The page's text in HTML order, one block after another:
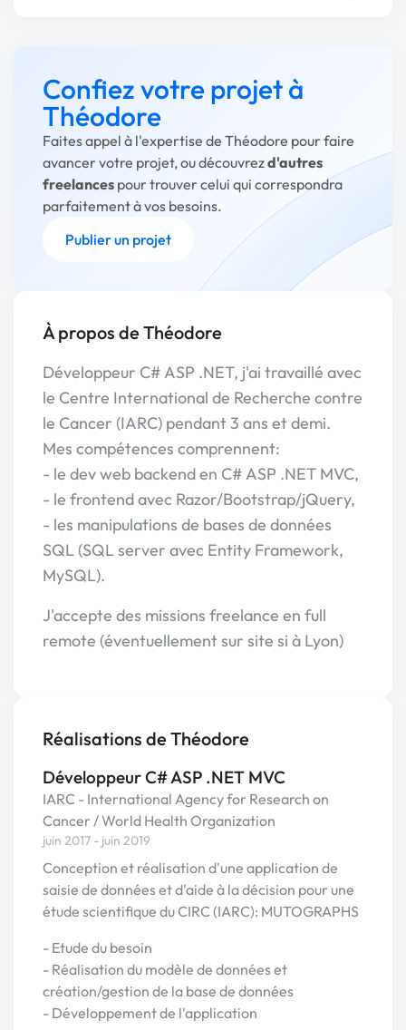
Confiez votre projet à
Théodore
Faites appel à l'expertise de Théodore pour faire
avancer votre projet, ou découvrezd'autres
freelances pour trouver celui qui correspondra
parfaitement à vos besoins.
Publier un projet
À propos de Théodore
Développeur C# ASP .NET, j'ai travaillé avec
le Centre International de Recherche contre
le Cancer (IARC) pendant 3 ans et demi.
Mes compétences comprennent:
- le dev web backend en C# ASP .NET MVC,
- le frontend avec Razor/Bootstrap/jQuery,
- les manipulations de bases de données
SQL (SQL server avec Entity Framework,
MySQL).
J'accepte des missions freelance en full
remote (éventuellement sur site si à Lyon)
Réalisations de Théodore
Développeur C# ASP .NET MVC
IARC - International Agency for Research on
Cancer / World Health Organization
juin 2017 - juin 2019
Conception et réalisation d'une application de
saisie de données et d'aide à la décision pour une
étude scientifique du CIRC (IARC): MUTOGRAPHS
- Etude du besoin
- Réalisation du modèle de données et
création/gestion de la base de données
- Développement de l'application